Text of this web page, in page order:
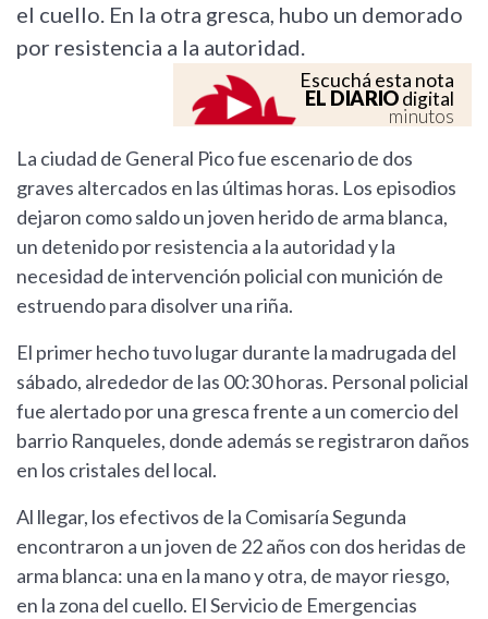
el cuello. En la otra gresca, hubo un demorado
por resistencia a la autoridad.
Escuchá esta nota
EL DIARIOdigital
minutos
La ciudad de General Pico fue escenario de dos
graves altercados en las últimas horas. Los episodios
dejaron como saldo un joven herido de arma blanca,
un detenido por resistencia a la autoridad y la
necesidad de intervención policial con munición de
estruendo para disolver una riña.
El primer hecho tuvo lugar durante la madrugada del
sábado, alrededor de las 00:30 horas. Personal policial
fue alertado por una gresca frente a un comercio del
barrio Ranqueles, donde además se registraron daños
en los cristales del local.
Al llegar, los efectivos de la Comisaría Segunda
encontraron a un joven de 22 años con dos heridas de
arma blanca: una en la mano y otra, de mayor riesgo,
en la zona del cuello. El Servicio de Emergencias